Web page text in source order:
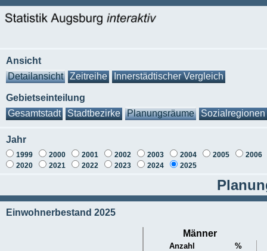
Ansicht
Detailansicht
Zeitreihe Innerstädtischer Vergleich
Gebietseinteilung
Gesamtstadt
Stadtbezirke Planungsräume Sozialregionen
Jahr
1999 2000 2001 2002 2003 2004 2005
2006
2020
2021 2022 2023 2024 2025
Einwohnerbestand 2025
Männer
Anzahl
%